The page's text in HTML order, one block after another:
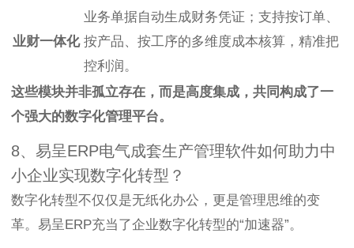
业财一体化
业务单据自动生成财务凭证；支持按订单、
按产品、按工序的多维度成本核算，精准把
控利润。
这些模块并非孤立存在，而是高度集成，共同构成了一
个强大的数字化管理平台。
8、易呈ERP电气成套生产管理软件如何助力中
小企业实现数字化转型？
数字化转型不仅仅是无纸化办公，更是管理思维的变
革。易呈ERP充当了企业数字化转型的“加速器”。